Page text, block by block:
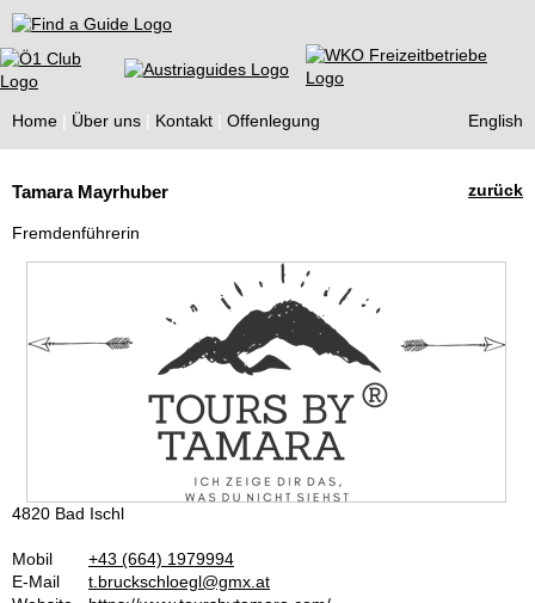
Find a Guide
Home Über uns Kontakt Offenlegung English
Guides
zurück
Tamara Mayrhuber
Fremdenführerin
4820 Bad Ischl
Mobil
+43 (664) 1979994
E-Mail
t.bruckschloegl@gmx.at